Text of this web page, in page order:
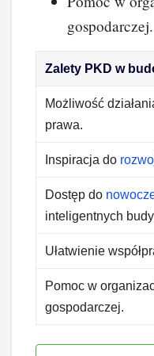
gospodarczej.
Zalety PKD w
Możliwość
prawa.
Inspiracja do
Dostęp do
inteligentnych
Ułatwienie
Pomoc w
gospodarczej.